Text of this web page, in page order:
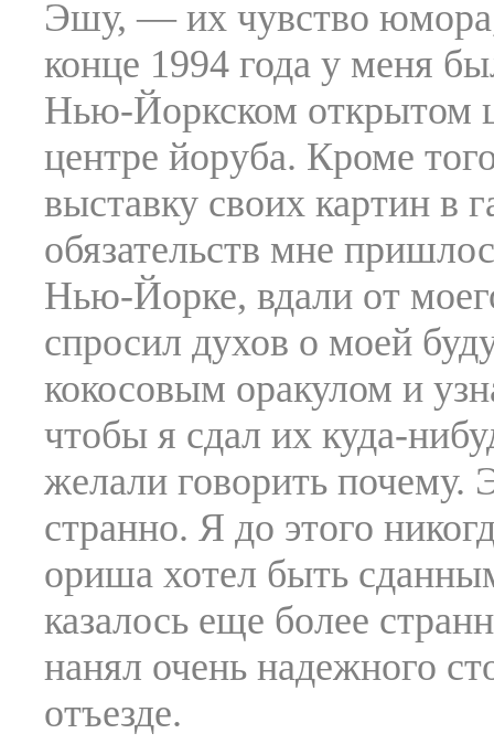
Эшу, — их чувство
конце 1994 года у меня
Нью-Йоркском открытом
центре йоруба. Кроме
выставку своих картин в
обязательств мне
Нью-Йорке, вдали от
спросил духов о моей
кокосовым оракулом и
чтобы я сдал их куда-
желали говорить
странно. Я до этого
ориша хотел быть
казалось еще более
нанял очень надежного
отъезде.